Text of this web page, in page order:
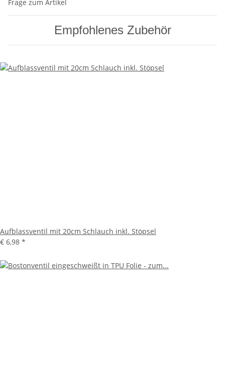
Frage zum Artikel
Empfohlenes Zubehör
Aufblassventil mit 20cm Schlauch inkl. Stöpsel
€ 6,98 *